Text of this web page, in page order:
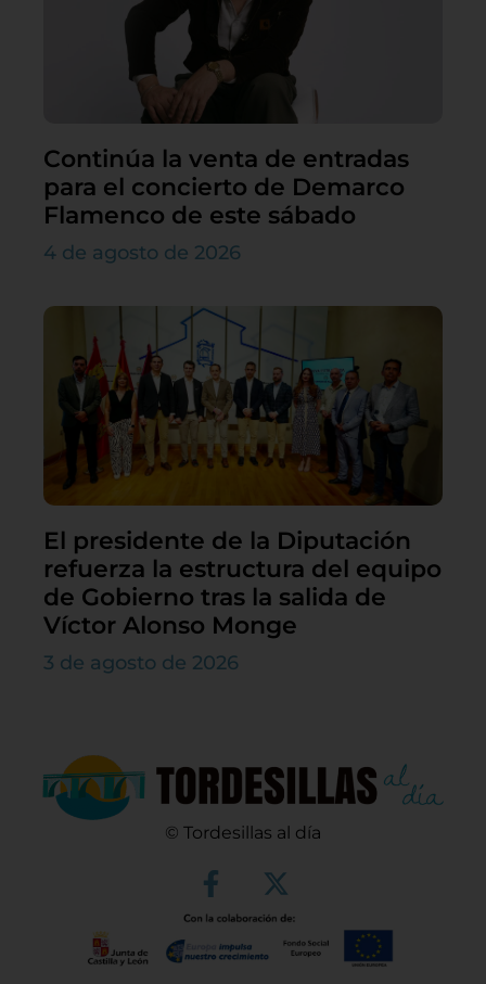
Continúa la venta de entradas
para el concierto de Demarco
Flamenco de este sábado
4 de agosto de 2026
El presidente de la Diputación
refuerza la estructura del equipo
de Gobierno tras la salida de
Víctor Alonso Monge
3 de agosto de 2026
© Tordesillas al día